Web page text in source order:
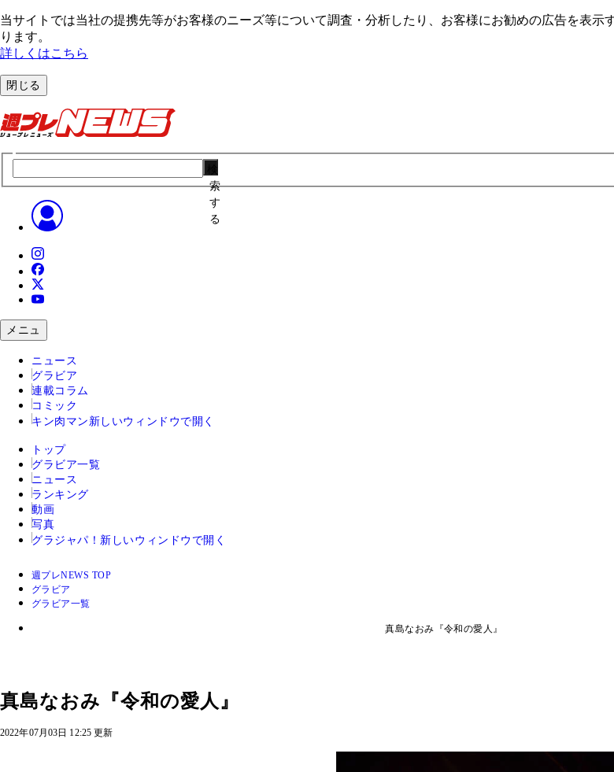
当サイトでは当社の提携先等がお客様のニーズ等について調査・分析したり、お客様にお勧めの広告を表⽰
ります。
詳しくはこちら
閉じる
索
す
る
メニュ
ニュース
グラビア
連載コラム
コミック
キン肉マン 新しいウィンドウで開く
トップ
グラビア一覧
ニュース
ランキング
動画
写真
グラジャパ！ 新しいウィンドウで開く
週プレNEWS TOP
グラビア
グラビア一覧
真島なおみ『令和の愛人』
真島なおみ『令和の愛人』
2022年07月03日 12:25 更新